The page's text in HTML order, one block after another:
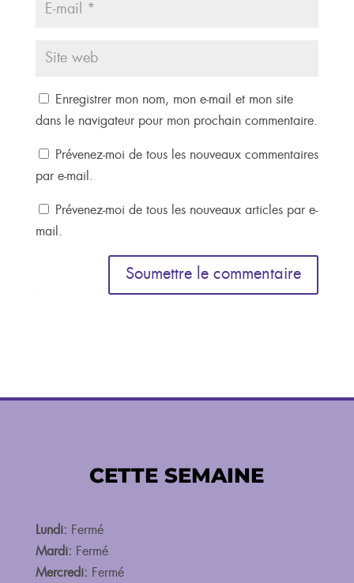
Enregistrer mon nom, mon e-mail et mon site
dans le navigateur pour mon prochain commentaire.
Prévenez-moi de tous les nouveaux commentaires
par e-mail.
Prévenez-moi de tous les nouveaux articles par e-
mail.
Soumettre le commentaire
CETTE SEMAINE
Lundi: Fermé
Mardi: Fermé
Mercredi: Fermé